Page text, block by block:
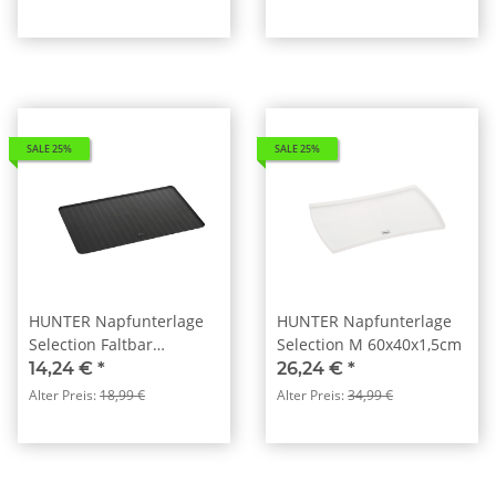
SALE 25%
HUNTER Napfunterlage
Selection Faltbar
50x30cm anthrazit
14,24 € *
Alter Preis:18,99 €
SALE 25%
HUNTER Napfunterlage
Selection M 60x40x1,5cm
26,24 € *
Alter Preis:34,99 €